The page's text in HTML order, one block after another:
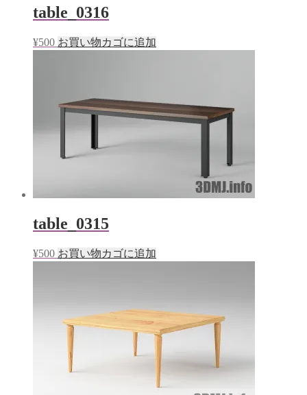
table_0316
¥500 お買い物カゴに追加
table_0315
¥500 お買い物カゴに追加